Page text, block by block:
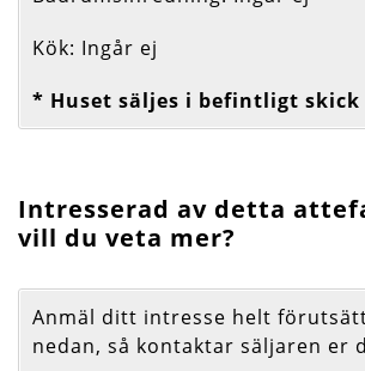
Kök: Ingår ej
* Huset säljes i befintligt skick
Intresserad av detta
vill du veta mer?
Anmäl ditt intresse helt
nedan, så kontaktar säljaren er